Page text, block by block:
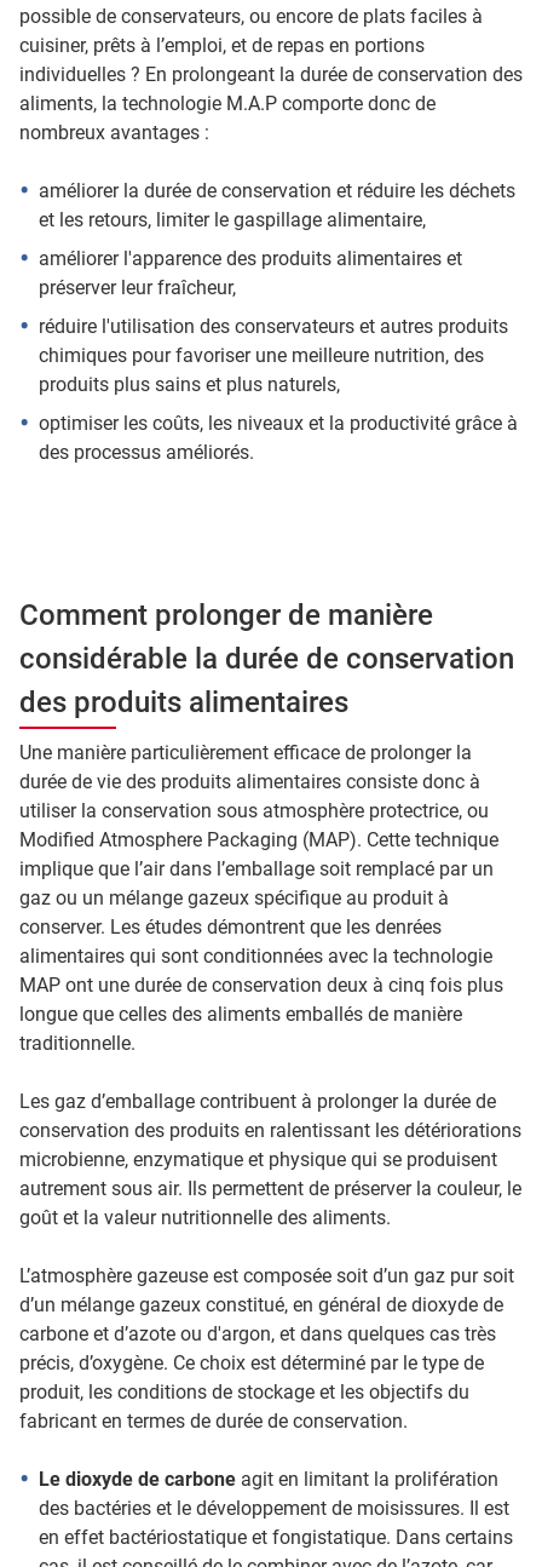
possible de conservateurs, ou encore de plats faciles à
cuisiner, prêts à l’emploi, et de repas en portions
individuelles ? En prolongeant la durée de conservation des
aliments, la technologie M.A.P comporte donc de
nombreux avantages :
améliorer la durée de conservation et réduire les déchets
et les retours, limiter le gaspillage alimentaire,
améliorer l'apparence des produits alimentaires et
préserver leur fraîcheur,
réduire l'utilisation des conservateurs et autres produits
chimiques pour favoriser une meilleure nutrition, des
produits plus sains et plus naturels,
optimiser les coûts, les niveaux et la productivité grâce à
des processus améliorés.
Comment prolonger de manière
considérable la durée de conservation
des produits alimentaires
Une manière particulièrement efficace de prolonger la
durée de vie des produits alimentaires consiste donc à
utiliser la conservation sous atmosphère protectrice, ou
Modified Atmosphere Packaging (MAP). Cette technique
implique que l’air dans l’emballage soit remplacé par un
gaz ou un mélange gazeux spécifique au produit à
conserver. Les études démontrent que les denrées
alimentaires qui sont conditionnées avec la technologie
MAP ont une durée de conservation deux à cinq fois plus
longue que celles des aliments emballés de manière
traditionnelle.
Les gaz d’emballage contribuent à prolonger la durée de
conservation des produits en ralentissant les détériorations
microbienne, enzymatique et physique qui se produisent
autrement sous air. Ils permettent de préserver la couleur, le
goût et la valeur nutritionnelle des aliments.
L’atmosphère gazeuse est composée soit d’un gaz pur soit
d’un mélange gazeux constitué, en général de dioxyde de
carbone et d’azote ou d'argon, et dans quelques cas très
précis, d’oxygène. Ce choix est déterminé par le type de
produit, les conditions de stockage et les objectifs du
fabricant en termes de durée de conservation.
Le dioxyde de carbone agit en limitant la prolifération
des bactéries et le développement de moisissures. Il est
en effet bactériostatique et fongistatique. Dans certains